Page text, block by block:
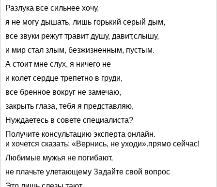
Разлука все сильнее хочу,
я не могу дышать, лишь горький серый дым,
все звуки режут травит душу, давит,слышу,
и мир стал злым, безжизненным, пустым.
А стоит мне слух, я ничего не
и колет сердце трепетно в груди,
все бренное вокруг не замечаю,
закрыть глаза, тебя я представляю,
Нуждаетесь в совете специалиста?
Получите консультацию эксперта онлайн.
и хочется сказать: «Вернись, не уходи».прямо сейчас!
Любимые мужья не погибают,
не плачьте улетающему Задайте свой вопрос